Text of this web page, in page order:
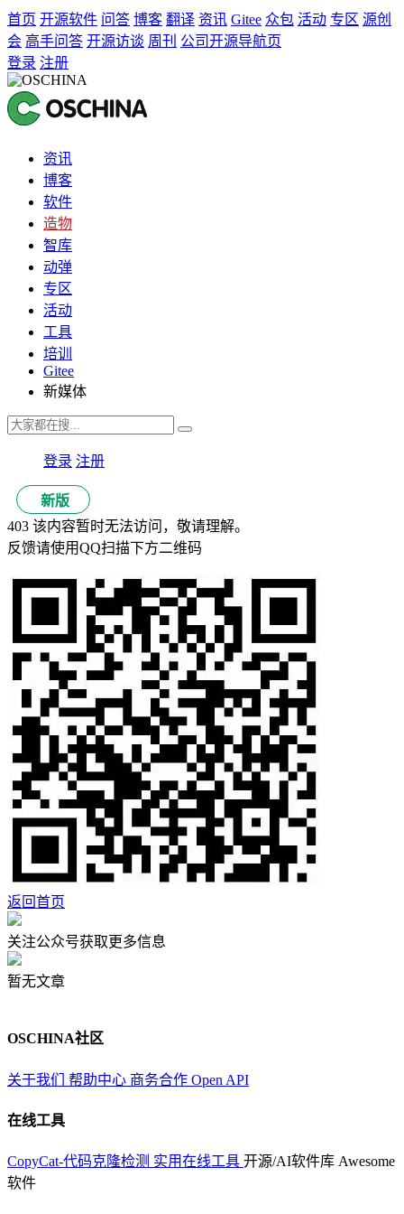
首页 开源软件 问答 博客 翻译 资讯 Gitee 众包 活动 专区 源创
会 高手问答 开源访谈 周刊 公司开源导航页
登录 注册
资讯
博客
软件
造物
智库
动弹
专区
活动
工具
培训
Gitee
新媒体
登录 注册
新版
403 该内容暂时无法访问，敬请理解。
反馈请使用QQ扫描下方二维码
返回首页
关注公众号获取更多信息
暂无文章
OSCHINA社区
关于我们 帮助中心 商务合作 Open API
在线工具
CopyCat-代码克隆检测 实用在线工具 开源/AI软件库 Awesome
软件